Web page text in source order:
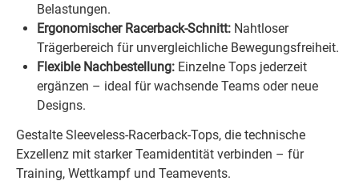
Belastungen.
Ergonomischer Racerback-Schnitt: Nahtloser
Trägerbereich für unvergleichliche Bewegungsfreiheit.
Flexible Nachbestellung: Einzelne Tops jederzeit
ergänzen – ideal für wachsende Teams oder neue
Designs.
Gestalte Sleeveless-Racerback-Tops, die technische
Exzellenz mit starker Teamidentität verbinden – für
Training, Wettkampf und Teamevents.